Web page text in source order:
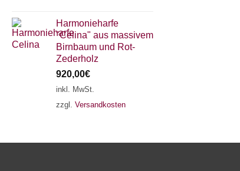
Harmonieharfe
"Celina" aus massivem
Birnbaum und Rot-
Zederholz
920,00€
inkl. MwSt.
zzgl. Versandkosten
18 SAITEN 21 SAITEN 25 SAITEN
AKKORDZITHER